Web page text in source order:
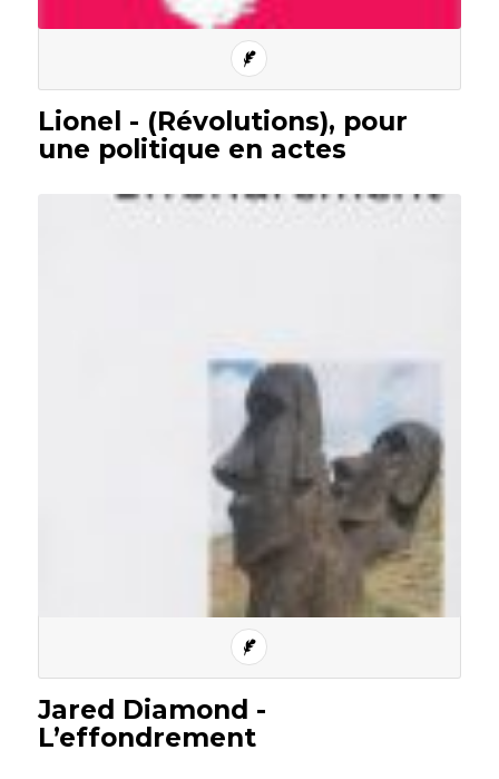
Lionel - (Révolutions), pour
une politique en actes
Jared Diamond -
L’effondrement